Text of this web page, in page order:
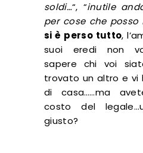
soldi…“, “inutile
per cose che posso
si è perso tutto,
suoi eredi non
sapere chi voi
trovato un altro e
di casa……ma
costo del
giusto?